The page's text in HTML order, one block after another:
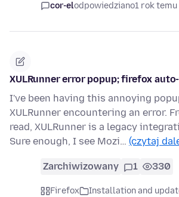
cor-elodpowiedziano1 rok temu
XULRunner error popup; firefox
I've been having this annoying
XULRunner encountering an error.
read, XULRunner is a legacy
Sure enough, I see Mozi… (czytaj
Zarchiwizowany 1 330
Firefox
Installation and